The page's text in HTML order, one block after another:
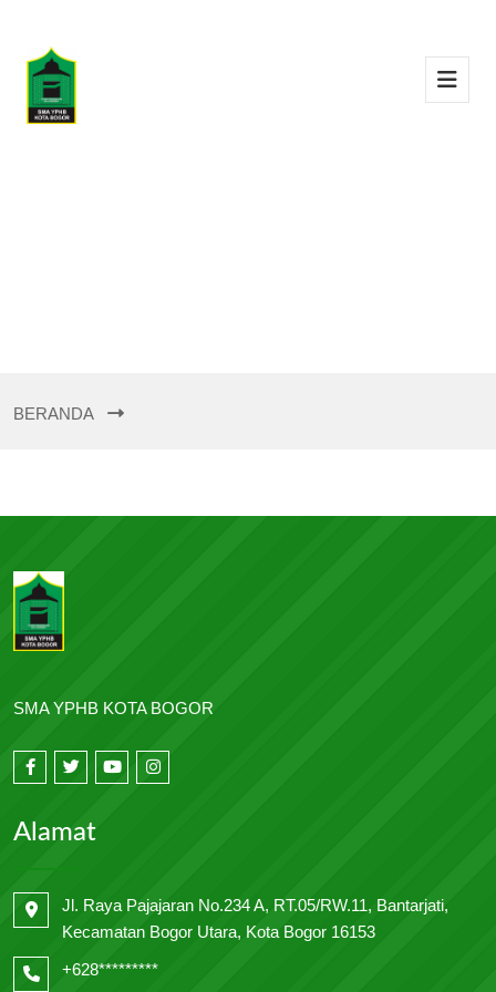
BERANDA
SMA YPHB KOTA BOGOR
Alamat
Jl. Raya Pajajaran No.234 A, RT.05/RW.11, Bantarjati,
Kecamatan Bogor Utara, Kota Bogor 16153
+628*********